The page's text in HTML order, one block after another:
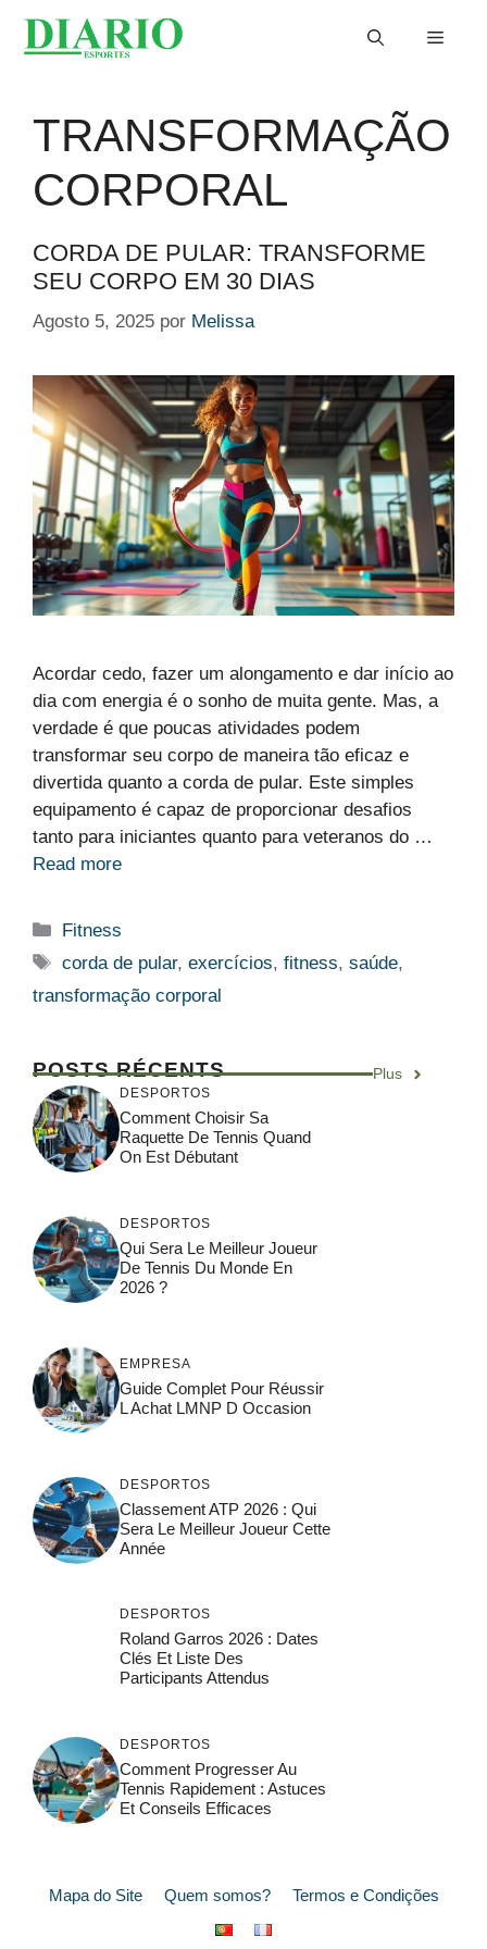
Menu
TRANSFORMAÇÃO
CORPORAL
CORDA DE PULAR: TRANSFORME
SEU CORPO EM 30 DIAS
Agosto 5, 2025 por Melissa
Acordar cedo, fazer um alongamento e dar início ao
dia com energia é o sonho de muita gente. Mas, a
verdade é que poucas atividades podem
transformar seu corpo de maneira tão eficaz e
divertida quanto a corda de pular. Este simples
equipamento é capaz de proporcionar desafios
tanto para iniciantes quanto para veteranos do …
Read more
Categorias
Fitness
Etiquetas
corda de pular,exercícios,fitness,saúde,
transformação corporal
POSTS RÉCENTS Plus
DESPORTOS
Comment Choisir Sa
Raquette De Tennis Quand
On Est Débutant
DESPORTOS
Qui Sera Le Meilleur Joueur
De Tennis Du Monde En
2026 ?
EMPRESA
Guide Complet Pour Réussir
L Achat LMNP D Occasion
DESPORTOS
Classement ATP 2026 : Qui
Sera Le Meilleur Joueur Cette
Année
DESPORTOS
Roland Garros 2026 : Dates
Clés Et Liste Des
Participants Attendus
DESPORTOS
Comment Progresser Au
Tennis Rapidement : Astuces
Et Conseils Efficaces
Mapa do Site Quem somos? Termos e Condições